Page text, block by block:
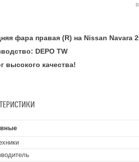
фара правая (R) на Nissan Navara
DEPO TW
высокого качества!